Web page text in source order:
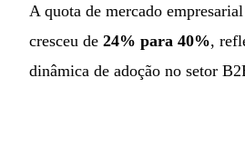
A quota de mercado
cresceu de 24% para 40%,
dinâmica de adoção no setor